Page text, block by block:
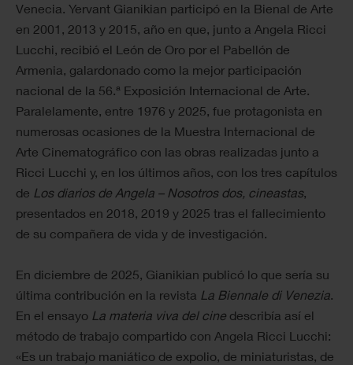
Venecia. Yervant Gianikian participó en la Bienal de Arte
en 2001, 2013 y 2015, año en que, junto a Angela Ricci
Lucchi, recibió el León de Oro por el Pabellón de
Armenia, galardonado como la mejor participación
nacional de la 56.ª Exposición Internacional de Arte.
Paralelamente, entre 1976 y 2025, fue protagonista en
numerosas ocasiones de la Muestra Internacional de
Arte Cinematográfico con las obras realizadas junto a
Ricci Lucchi y, en los últimos años, con los tres capítulos
de Los diarios de Angela – Nosotros dos, cineastas,
presentados en 2018, 2019 y 2025 tras el fallecimiento
de su compañera de vida y de investigación.
En diciembre de 2025, Gianikian publicó lo que sería su
última contribución en la revista La Biennale di Venezia.
En el ensayo La materia viva del cine describía así el
método de trabajo compartido con Angela Ricci Lucchi:
«Es un trabajo maniático de expolio, de miniaturistas, de